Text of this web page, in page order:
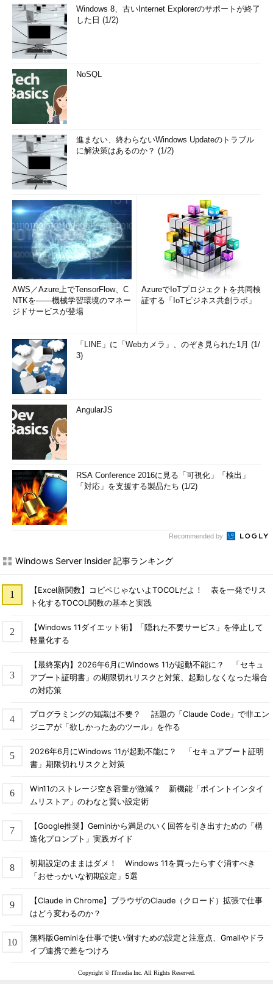
トOSのブート画面は表示されるが、ゲストOSが起動して
RemoteFXのドライバが有効になった時点で、vmconnect.exeの
画面には何も表示されなくなる。その後は、リモート・デスクト
ップ接続経由でしか仮想マシンにアクセスできなくなるので注意
する。
« 前の回へ
Windows 8、古いInternet Explorerのサポートが終了
した日 (1/2)
NoSQL
進まない、終わらないWindows Updateのトラブル
に解決策はあるのか？ (1/2)
AWS／Azure上でTensorFlow、C
NTKを――機械学習環境のマネー
ジドサービスが登場
AzureでIoTプロジェクトを共同検
証する「IoTビジネス共創ラボ」
「LINE」に「Webカメラ」、のぞき見られた1月 (1/
3)
AngularJS
RSA Conference 2016に見る「可視化」「検出」
「対応」を支援する製品たち (1/2)
Recommended by
Windows Server Insider 記事ランキング
【Excel新関数】コピペじゃないよTOCOLだよ！ 表を一発でリス
ト化するTOCOL関数の基本と実践
【Windows 11ダイエット術】「隠れた不要サービス」を停止して
軽量化する
【最終案内】2026年6月にWindows 11が起動不能に？ 「セキュ
アブート証明書」の期限切れリスクと対策、起動しなくなった場合
の対応策
プログラミングの知識は不要？ 話題の「Claude Code」で非エン
ジニアが「欲しかったあのツール」を作る
2026年6月にWindows 11が起動不能に？ 「セキュアブート証明
書」期限切れリスクと対策
Win11のストレージ空き容量が激減？ 新機能「ポイントインタイ
ムリストア」のわなと賢い設定術
【Google推奨】Geminiから満足のいく回答を引き出すための「構
造化プロンプト」実践ガイド
初期設定のままはダメ！ Windows 11を買ったらすぐ消すべき
「おせっかいな初期設定」5選
【Claude in Chrome】ブラウザのClaude（クロード）拡張で仕事
はどう変わるのか？
無料版Geminiを仕事で使い倒すための設定と注意点、Gmailやドラ
イブ連携で差をつけろ
Copyright © ITmedia Inc. All Rights Reserved.